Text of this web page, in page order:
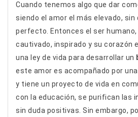
Cuando tenemos algo que dar
siendo el amor el más elevado, sin
perfecto. Entonces el ser
cautivado, inspirado y su corazón
una ley de vida para desarrollar un
este amor es acompañado por
y tiene un proyecto de vida en
con la educación, se purifican las
sin duda positivas. Sin embargo,